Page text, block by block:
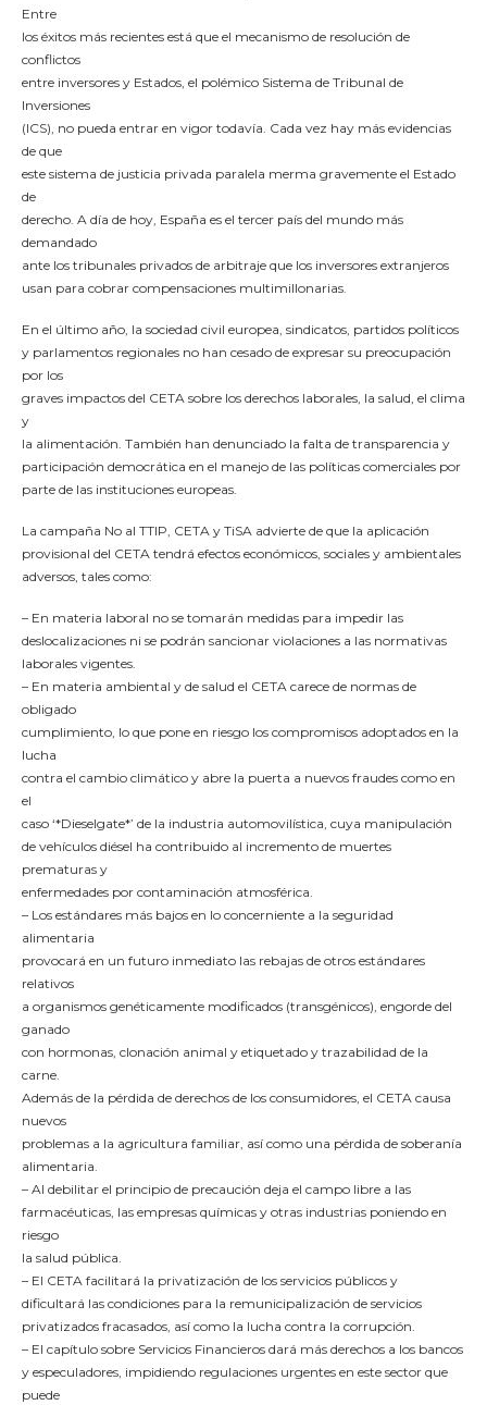
Entre
los éxitos más recientes está que el mecanismo de resolución de
conflictos
entre inversores y Estados, el polémico Sistema de Tribunal de
Inversiones
(ICS), no pueda entrar en vigor todavía. Cada vez hay más evidencias
de que
este sistema de justicia privada paralela merma gravemente el Estado
de
derecho. A día de hoy, España es el tercer país del mundo más
demandado
ante los tribunales privados de arbitraje que los inversores extranjeros
usan para cobrar compensaciones multimillonarias.
En el último año, la sociedad civil europea, sindicatos, partidos políticos
y parlamentos regionales no han cesado de expresar su preocupación
por los
graves impactos del CETA sobre los derechos laborales, la salud, el clima
y
la alimentación. También han denunciado la falta de transparencia y
participación democrática en el manejo de las políticas comerciales por
parte de las instituciones europeas.
La campaña No al TTIP, CETA y TiSA advierte de que la aplicación
provisional del CETA tendrá efectos económicos, sociales y ambientales
adversos, tales como:
– En materia laboral no se tomarán medidas para impedir las
deslocalizaciones ni se podrán sancionar violaciones a las normativas
laborales vigentes.
– En materia ambiental y de salud el CETA carece de normas de
obligado
cumplimiento, lo que pone en riesgo los compromisos adoptados en la
lucha
contra el cambio climático y abre la puerta a nuevos fraudes como en
el
caso ‘*Dieselgate*’ de la industria automovilística, cuya manipulación
de vehículos diésel ha contribuido al incremento de muertes
prematuras y
enfermedades por contaminación atmosférica.
– Los estándares más bajos en lo concerniente a la seguridad
alimentaria
provocará en un futuro inmediato las rebajas de otros estándares
relativos
a organismos genéticamente modificados (transgénicos), engorde del
ganado
con hormonas, clonación animal y etiquetado y trazabilidad de la
carne.
Además de la pérdida de derechos de los consumidores, el CETA causa
nuevos
problemas a la agricultura familiar, así como una pérdida de soberanía
alimentaria.
– Al debilitar el principio de precaución deja el campo libre a las
farmacéuticas, las empresas químicas y otras industrias poniendo en
riesgo
la salud pública.
– El CETA facilitará la privatización de los servicios públicos y
dificultará las condiciones para la remunicipalización de servicios
privatizados fracasados, así como la lucha contra la corrupción.
– El capítulo sobre Servicios Financieros dará más derechos a los bancos
y especuladores, impidiendo regulaciones urgentes en este sector que
puede